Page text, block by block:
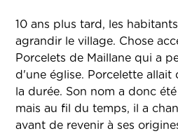
10 ans plus tard, les
agrandir le village. Chose
Porcelets de Maillane qui a
d'une église. Porcelette allait
la durée. Son nom a donc
mais au fil du temps, il a
avant de revenir à ses